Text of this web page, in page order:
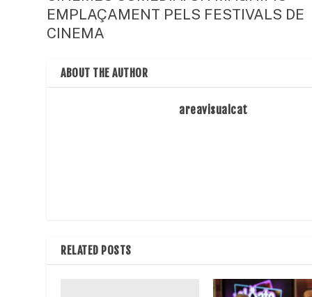
EMPLAÇAMENT PELS FESTIVALS DE
CINEMA
ABOUT THE AUTHOR
areavisualcat
RELATED POSTS